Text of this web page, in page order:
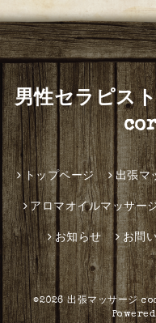
男性セラピス
トップページ 出張マ
アロマオイルマッサー
お知らせ お問
©2026出張マッサージ